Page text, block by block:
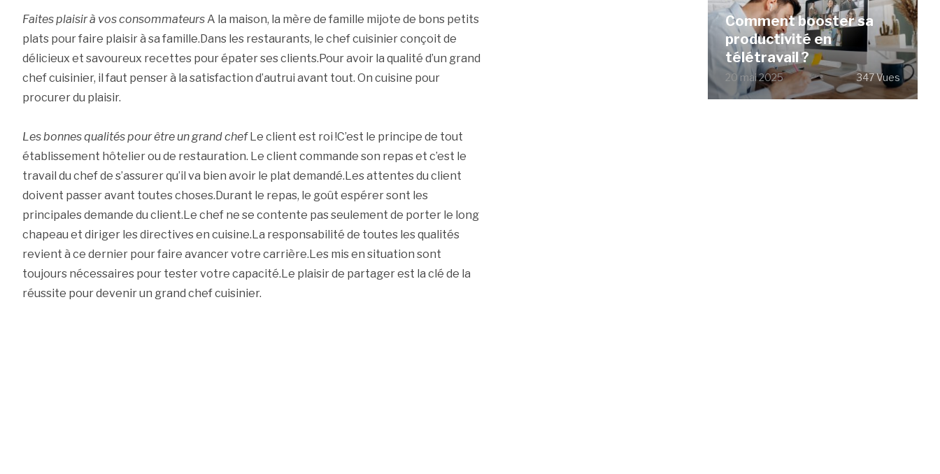
Faites plaisir à vos consommateursA la maison, la mère de famille mijote de bons petits
plats pour faire plaisir à sa famille.Dans les restaurants, le chef cuisinier conçoit de
délicieux et savoureux recettes pour épater ses clients.Pour avoir la qualité d’un grand
chef cuisinier, il faut penser à la satisfaction d’autrui avant tout. On cuisine pour
procurer du plaisir.
Les bonnes qualités pour être un grand chef Le client est roi !C’est le principe de tout
établissement hôtelier ou de restauration. Le client commande son repas et c’est le
travail du chef de s’assurer qu’il va bien avoir le plat demandé.Les attentes du client
doivent passer avant toutes choses.Durant le repas, le goût espérer sont les
principales demande du client.Le chef ne se contente pas seulement de porter le long
chapeau et diriger les directives en cuisine.La responsabilité de toutes les qualités
revient à ce dernier pour faire avancer votre carrière.Les mis en situation sont
toujours nécessaires pour tester votre capacité.Le plaisir de partager est la clé de la
réussite pour devenir un grand chef cuisinier.
Comment booster sa
productivité en
télétravail ?
20 mai 2025 347 Vues